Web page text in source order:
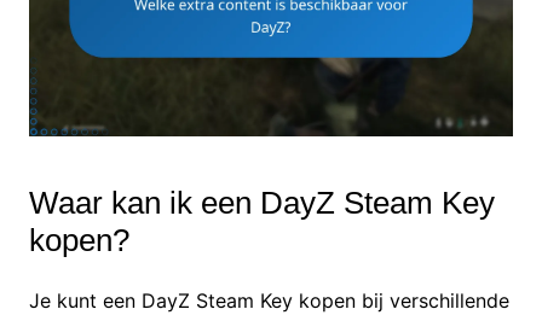
Waar kan ik een DayZ Steam Key
kopen?
Je kunt een DayZ Steam Key kopen bij verschillende